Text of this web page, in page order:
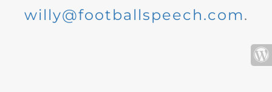
willy@footballspeech.com.